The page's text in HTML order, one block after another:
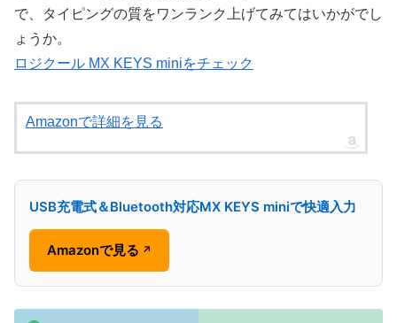
で、タイピングの質をワンランク上げてみてはいかがでし
ょうか。
ロジクール MX KEYS miniをチェック
Amazonで詳細を見る
USB充電式＆Bluetooth対応MX KEYS miniで快適入力
Amazonで見る ↗